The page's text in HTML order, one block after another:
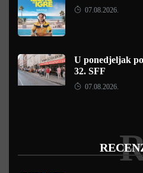
07.08.2026.
U ponedjeljak
32. SFF
07.08.2026.